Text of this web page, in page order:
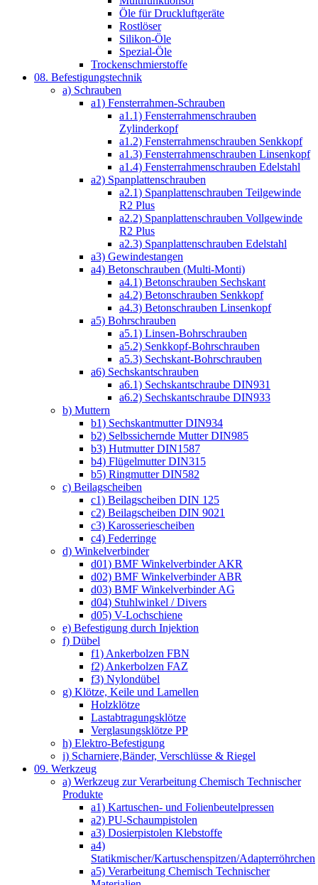
Öle für Druckluftgeräte
Rostlöser
Silikon-Öle
Spezial-Öle
Trockenschmierstoffe
08. Befestigungstechnik
a) Schrauben
a1) Fensterrahmen-Schrauben
a1.1) Fensterrahmenschrauben
Zylinderkopf
a1.2) Fensterrahmenschrauben Senkkopf
a1.3) Fensterrahmenschrauben Linsenkopf
a1.4) Fensterrahmenschrauben Edelstahl
a2) Spanplattenschrauben
a2.1) Spanplattenschrauben Teilgewinde
R2 Plus
a2.2) Spanplattenschrauben Vollgewinde
R2 Plus
a2.3) Spanplattenschrauben Edelstahl
a3) Gewindestangen
a4) Betonschrauben (Multi-Monti)
a4.1) Betonschrauben Sechskant
a4.2) Betonschrauben Senkkopf
a4.3) Betonschrauben Linsenkopf
a5) Bohrschrauben
a5.1) Linsen-Bohrschrauben
a5.2) Senkkopf-Bohrschrauben
a5.3) Sechskant-Bohrschrauben
a6) Sechskantschrauben
a6.1) Sechskantschraube DIN931
a6.2) Sechskantschraube DIN933
b) Muttern
b1) Sechskantmutter DIN934
b2) Selbssichernde Mutter DIN985
b3) Hutmutter DIN1587
b4) Flügelmutter DIN315
b5) Ringmutter DIN582
c) Beilagscheiben
c1) Beilagscheiben DIN 125
c2) Beilagscheiben DIN 9021
c3) Karosseriescheiben
c4) Federringe
d) Winkelverbinder
d01) BMF Winkelverbinder AKR
d02) BMF Winkelverbinder ABR
d03) BMF Winkelverbinder AG
d04) Stuhlwinkel / Divers
d05) V-Lochschiene
e) Befestigung durch Injektion
f) Dübel
f1) Ankerbolzen FBN
f2) Ankerbolzen FAZ
f3) Nylondübel
g) Klötze, Keile und Lamellen
Holzklötze
Lastabtragungsklötze
Verglasungsklötze PP
h) Elektro-Befestigung
i) Scharniere,Bänder, Verschlüsse & Riegel
09. Werkzeug
a) Werkzeug zur Verarbeitung Chemisch Technischer
Produkte
a1) Kartuschen- und Folienbeutelpressen
a2) PU-Schaumpistolen
a3) Dosierpistolen Klebstoffe
a4)
Statikmischer/Kartuschenspitzen/Adapterröhrchen
a5) Verarbeitung Chemisch Technischer